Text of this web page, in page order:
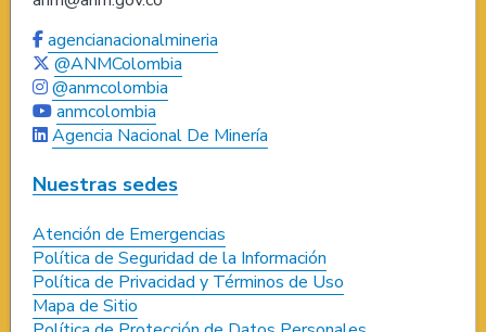
agencianacionalmineria
@ANMColombia
@anmcolombia
anmcolombia
Agencia Nacional De Minería
Nuestras sedes
Atención de Emergencias
Política de Seguridad de la Información
Política de Privacidad y Términos de Uso
Mapa de Sitio